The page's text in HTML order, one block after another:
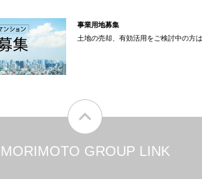
事業用地募集
土地の売却、有効活用をご検討中の方
MORIMOTO GROUP LINK